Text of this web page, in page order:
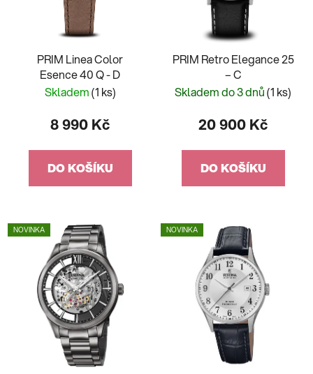
PRIM Linea Color
Esence 40 Q - D
Skladem(1 ks)
8 990 Kč
DO KOŠÍKU
PRIM Retro Elegance 25
– C
Skladem do 3 dnů(1 ks)
20 900 Kč
DO KOŠÍKU
NOVINKA NOVINKA